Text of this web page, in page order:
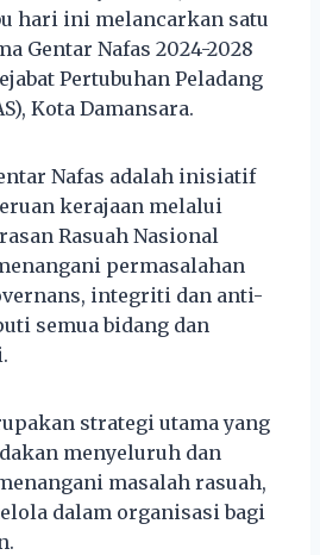
hari ini melancarkan satu
Gentar Nafas 2024-2028
Pertubuhan Peladang
Kota Damansara.
Nafas adalah inisiatif
kerajaan melalui
Rasuah Nasional
permasalahan
integriti dan anti-
semua bidang dan
strategi utama yang
menyeluruh dan
masalah rasuah,
dalam organisasi bagi